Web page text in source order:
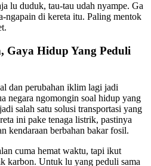
lu duduk, tau-tau udah nyampe. Ga
ngapain di kereta itu. Paling mentok
Gaya Hidup Yang Peduli
dan perubahan iklim lagi jadi
negara ngomongin soal hidup yang
salah satu solusi transportasi yang
ini pake tenaga listrik, pastinya
kendaraan berbahan bakar fosil.
cuma hemat waktu, tapi ikut
karbon. Untuk lu yang peduli sama